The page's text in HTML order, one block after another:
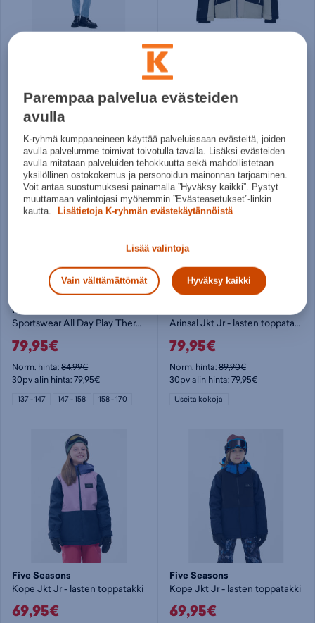
Norm. hinta:129,99€
30pv alin hinta: 89,95€
38 40 42
Icepeak
79,95€
Norm. hinta:89,99€
Useita kokoja
Nike
Sportswear All Day Play Therma-FIT Loose-Fit Puffer Jacket Jr - lasten toppatakki
79,95€
Norm. hinta:84,99€
30pv alin hinta: 79,95€
137 - 147 147 - 158 158 - 170
Arinsal Jkt Jr - lasten toppatakki
79,95€
Norm. hinta:89,90€
30pv alin hinta: 79,95€
Useita kokoja
Five Seasons
Kope Jkt Jr - lasten toppatakki
69,95€
Five Seasons
Kope Jkt Jr - lasten toppatakki
69,95€
Parempaa palvelua evästeiden
avulla
K-ryhmä kumppaneineen käyttää palveluissaan evästeitä, joiden
avulla palvelumme toimivat toivotulla tavalla. Lisäksi evästeiden
avulla mitataan palveluiden tehokkuutta sekä mahdollistetaan
yksilöllinen ostokokemus ja personoidun mainonnan tarjoaminen.
Voit antaa suostumuksesi painamalla ”Hyväksy kaikki”. Pystyt
muuttamaan valintojasi myöhemmin ”Evästeasetukset”-linkin
kautta.
Lisätietoja K-ryhmän evästekäytännöistä
Lisää valintoja
Vain välttämättömät Hyväksy kaikki